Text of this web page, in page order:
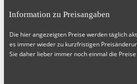
Information zu Preisangaben
Die hier angezeigten Preise werden täglich
es immer wieder zu kurzfristigen
Sie daher lieber immer noch einmal die